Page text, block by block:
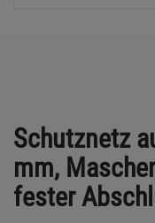
Schutznetz
mm,
fester